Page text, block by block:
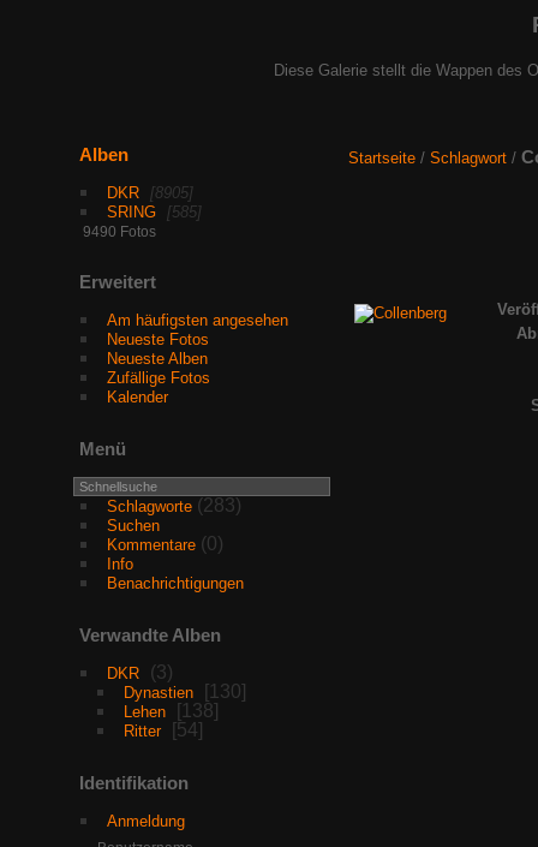
Diese Galerie stellt die Wappen des
Alben
DKR
8905
SRING
585
9490 Fotos
Erweitert
Am häufigsten angesehen
Neueste Fotos
Neueste Alben
Zufällige Fotos
Kalender
Menü
Schlagworte(283)
Suchen
Kommentare(0)
Info
Benachrichtigungen
Verwandte Alben
DKR 3
Dynastien 130
Lehen 138
Ritter 54
Identifikation
Anmeldung
Startseite / Schlagwort /